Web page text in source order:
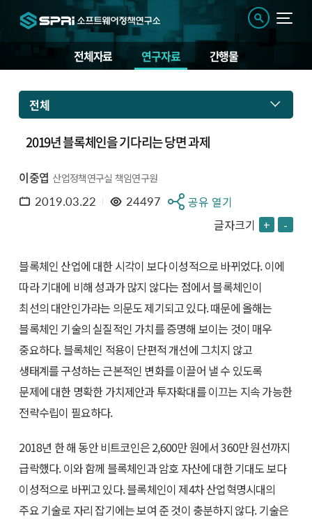
전체자료 연구자료 간행물
전체
2019년 블록체인을 기다리는 당면 과제
이중엽 산업정책연구실 책임연구원
2019.03.22 24497
공유 열기
글자크기 + -
블록체인 산업에 대한 시각이 보다 이성적으로 바뀌었다. 이에
따라 기대에 비해 성과가 많지 않다는 점에서 블록체인이
최선의 대안인가라는 의문도 제기되고 있다. 때문에 올해는
블록체인 기술의 실질적인 가치를 증명해 보이는 것이 매우
중요하다. 블록체인 적용이 단편적 개선에 그치지 않고
생태계를 구성하는 근본적인 변화를 이끌어 낼 수 있도록
문제에 대한 명확한 가치제안과 투자확대를 이끄는 지속 가능한
전략수립이 필요하다.
2018년 한 해 동안 비트코인은 2,600만 원에서 360만 원선까지
급락했다. 이와 함께 블록체인과 암호 자산에 대한 기대도 보다
이성적으로 바뀌고 있다. 블록체인이 제4차 산업혁명시대의
주요 기술로 자리 잡기에는 보여 준 것이 충분하지 않다. 기술은